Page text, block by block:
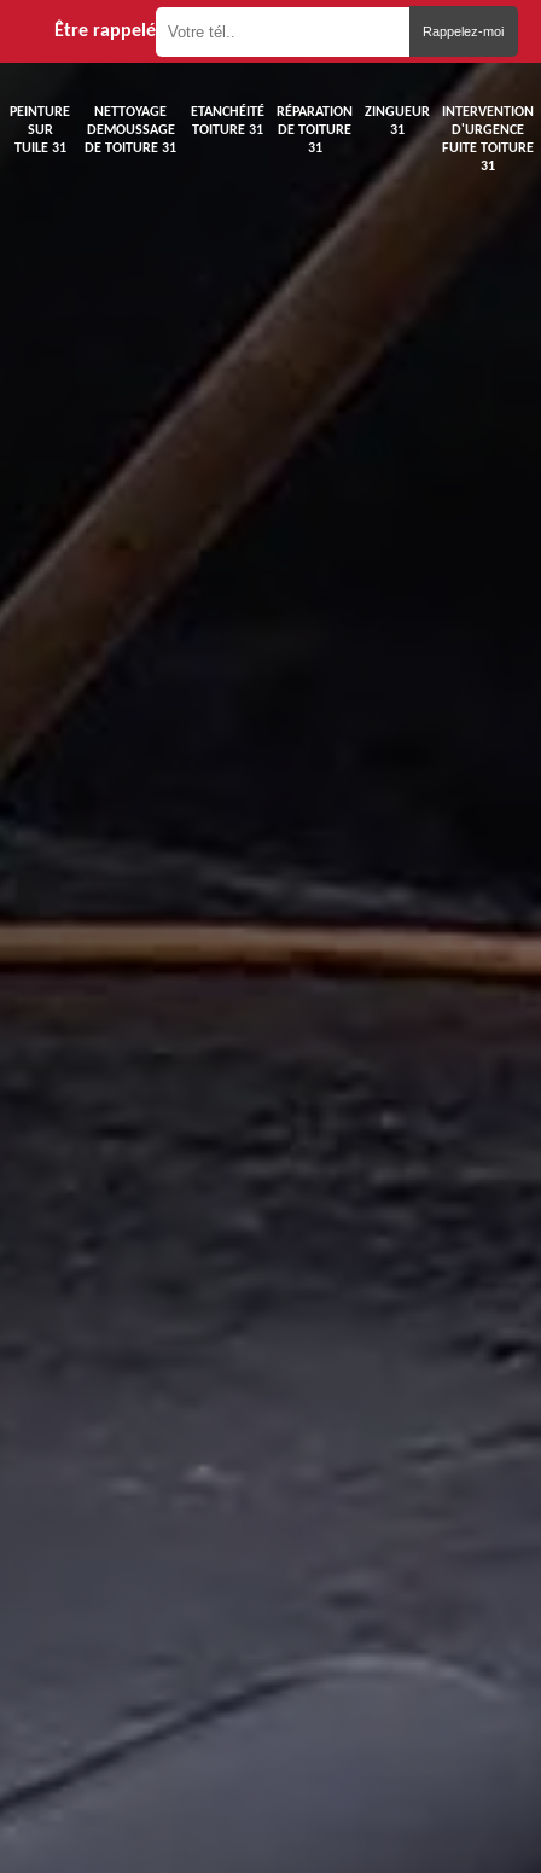
Être rappelé
PEINTURE
SUR
TUILE 31
NETTOYAGE
DEMOUSSAGE
DE TOITURE 31
ETANCHÉITÉ
TOITURE 31
RÉPARATION
DE TOITURE
31
ZINGUEUR
31
INTERVENTION
D'URGENCE
FUITE TOITURE
31